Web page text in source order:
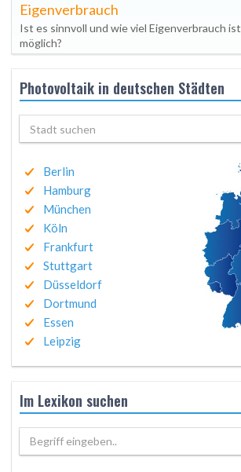
Eigenverbrauch
Ist es sinnvoll und wie viel Eigenverbrauch ist
möglich?
Photovoltaik in deutschen Städten
Berlin
Hamburg
München
Köln
Frankfurt
Stuttgart
Düsseldorf
Dortmund
Essen
Leipzig
Im Lexikon suchen
Begriff eingeben..